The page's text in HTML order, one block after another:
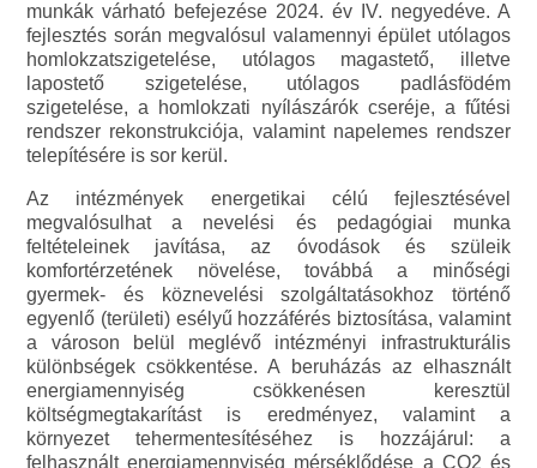
munkák várható befejezése 2024. év IV. negyedéve. A
fejlesztés során megvalósul valamennyi épület utólagos
homlokzatszigetelése, utólagos magastető, illetve
lapostető szigetelése, utólagos padlásfödém
szigetelése, a homlokzati nyílászárók cseréje, a fűtési
rendszer rekonstrukciója, valamint napelemes rendszer
telepítésére is sor kerül.
Az intézmények energetikai célú fejlesztésével
megvalósulhat a nevelési és pedagógiai munka
feltételeinek javítása, az óvodások és szüleik
komfortérzetének növelése, továbbá a minőségi
gyermek- és köznevelési szolgáltatásokhoz történő
egyenlő (területi) esélyű hozzáférés biztosítása, valamint
a városon belül meglévő intézményi infrastrukturális
különbségek csökkentése. A beruházás az elhasznált
energiamennyiség csökkenésen keresztül
költségmegtakarítást is eredményez, valamint a
környezet tehermentesítéséhez is hozzájárul: a
felhasznált energiamennyiség mérséklődése a CO2 és